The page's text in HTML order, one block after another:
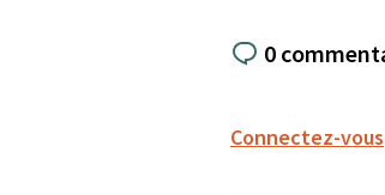
0
Connectez-vous